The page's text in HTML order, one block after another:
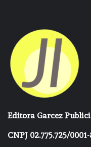
Editora Garcez
CNPJ 02.775.725/